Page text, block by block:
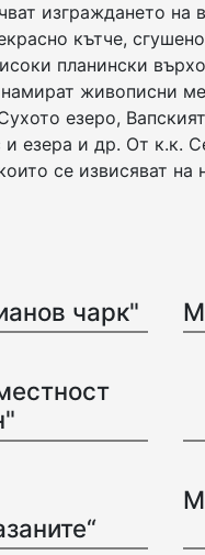
изграждането на
кътче,
планински
живописни
езеро,
езера и др. Oт к.к.
се извисяват
чарк"